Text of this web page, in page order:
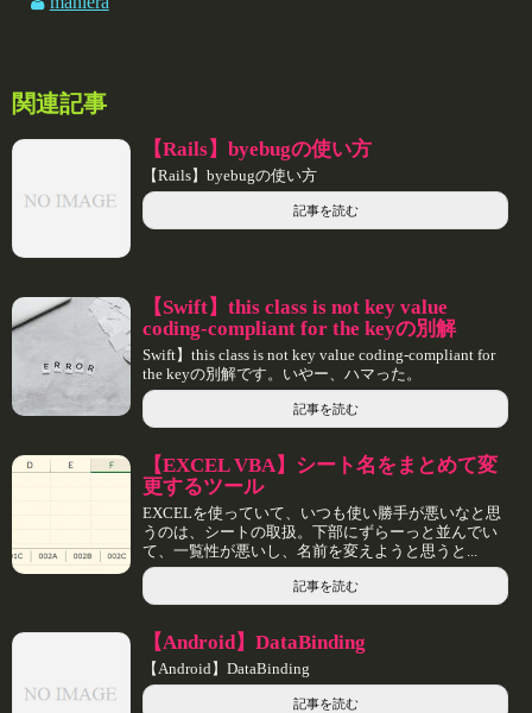
関連記事
【Rails】byebugの使い方
【Rails】byebugの使い方
記事を読む
【Swift】this class is not key value
coding-compliant for the keyの別解
Swift】this class is not key value coding-compliant for
the keyの別解です。いやー、ハマった。
記事を読む
【EXCEL VBA】シート名をまとめて変
更するツール
EXCELを使っていて、いつも使い勝手が悪いなと思
うのは、シートの取扱。下部にずらーっと並んでい
て、一覧性が悪いし、名前を変えようと思うと...
記事を読む
【Android】DataBinding
【Android】DataBinding
記事を読む